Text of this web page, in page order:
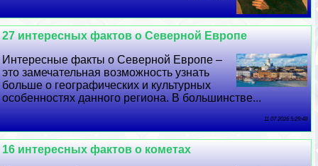
27 интересных фактов о Северной Европе
Интересные факты о Северной Европе –
это замечательная возможность узнать
больше о географических и культурных
особенностях данного региона. В большинстве...
11 07 2026 5:29:48
16 интересных фактов о кометах